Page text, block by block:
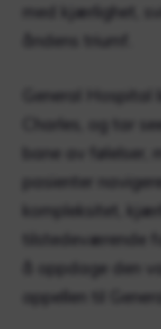
med kjærlighet,
åndens triumf.
General Hospital
Charles, og tar
bane av følelser,
pasienter
kompleksitet,
tilstedeværende
å oppdage den
appellen til